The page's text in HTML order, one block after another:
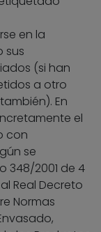
en la
sus
(si han
a otro
En
el
con
se
348/2001 de 4
Real Decreto
Normas